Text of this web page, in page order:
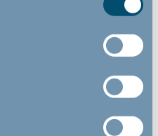
Stræklagen til juniorseng by
BabyDan, hvid, 70x140/160